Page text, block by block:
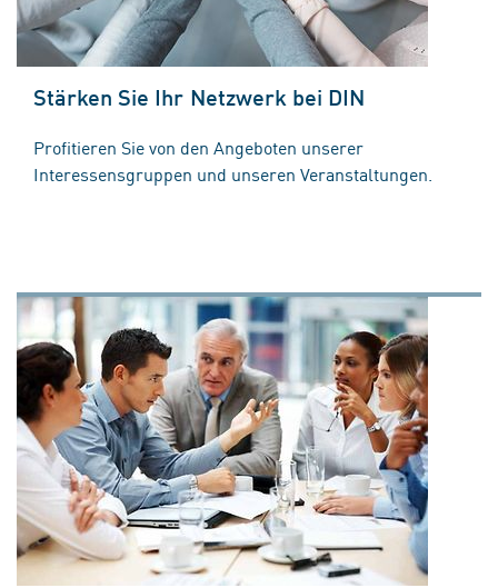
Stärken Sie Ihr Netzwerk bei DIN
Profitieren Sie von den Angeboten unserer
Interessensgruppen und unseren Veranstaltungen.